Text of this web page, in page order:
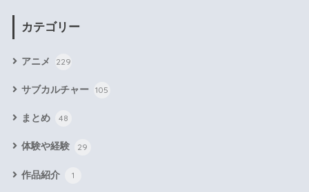
カテゴリー
アニメ 229
サブカルチャー 105
まとめ 48
体験や経験 29
作品紹介 1